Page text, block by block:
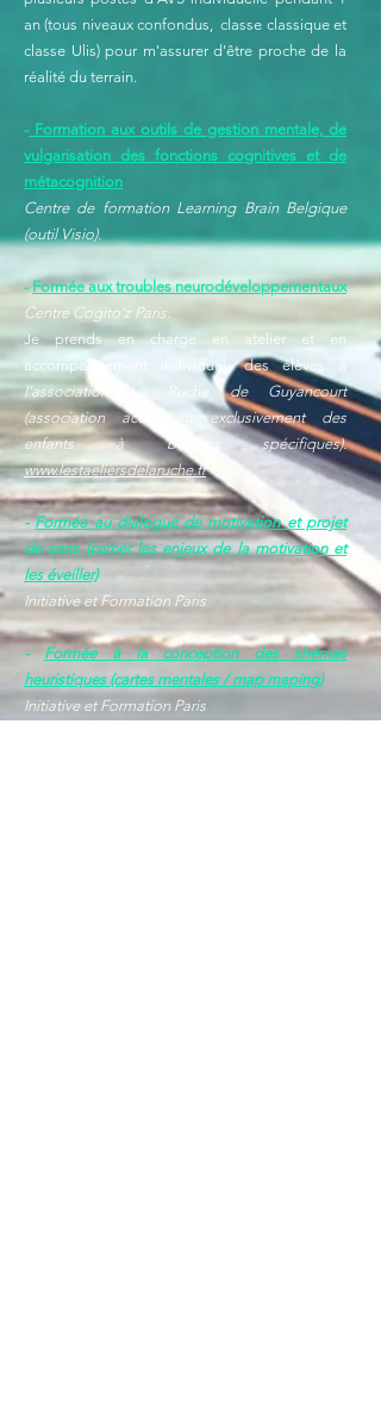
an (tous niveaux confondus, classe classique et
classe Ulis) pour m'assurer d'être proche de la
réalité du terrain.
- Formation aux outils de gestion mentale, de
vulgarisation des fonctions cognitives et de
métacognition
Centre de formation Learning Brain Belgique
(outil Visio).
-Formée aux troubles neurodéveloppementaux
Centre Cogito'z Paris.
Je prends en charge en atelier et en
accompagnement individuel, des élèves
l'association La Ruche de Guyancourt
(association accueillant exclusivement des
enfants à besoins spécifiques).
www.lestaeliersdelaruche.fr
-Formée au dialogue de motivation et projet
de sens (cerner les enjeux de la motivation et
les éveiller)
Initiative et Formation Paris
- Formée à la conception des shémas
heuristiques (cartes mentales / map maping)
Initiative et Formation Paris